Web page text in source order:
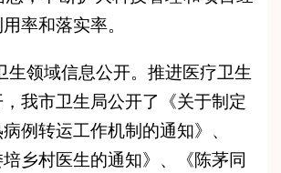
率和落实率。
生领域信息公开。推进医疗卫生
我市卫生局公开了《关于制定
例转运工作机制的通知》、
培乡村医生的通知》、《陈茅同